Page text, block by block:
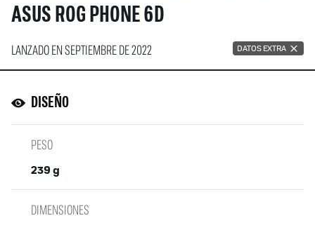
ASUS ROG PHONE 6D
LANZADO EN SEPTIEMBRE DE 2022 DATOS EXTRA
DISEÑO
PESO
239 g
DIMENSIONES